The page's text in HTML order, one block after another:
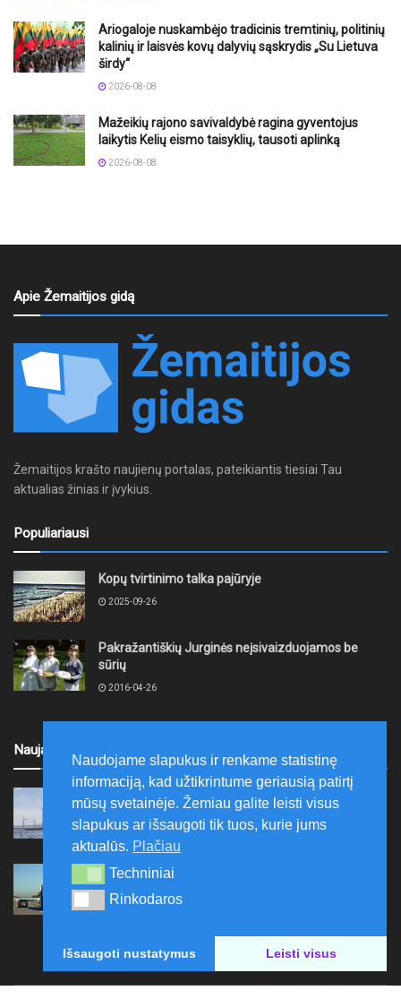
Ariogaloje nuskambėjo tradicinis tremtinių, politinių
kalinių ir laisvės kovų dalyvių sąskrydis „Su Lietuva
širdy“
2026-08-08
Mažeikių rajono savivaldybė ragina gyventojus
laikytis Kelių eismo taisyklių, tausoti aplinką
2026-08-08
Apie Žemaitijos gidą
Žemaitijos krašto naujienų portalas, pateikiantis tiesiai Tau
aktualias žinias ir įvykius.
Populiariausi
Kopų tvirtinimo talka pajūryje
2025-09-26
Pakražantiškių Jurginės neįsivaizduojamos be
sūrių
2016-04-26
Naujausi
Pasirašyta sutartis dėl „Plungės energijos parko“
steigimo
Vidutinės kuro kainos pirmadienį Lietuvos
degalinėse sumažėjo
Naudojame slapukus ir renkame statistinę
informaciją, kad užtikrintume geriausią patirtį
mūsų svetainėje. Žemiau galite leisti visus
slapukus ar išsaugoti tik tuos, kurie jums
aktualūs. Plačiau
Techniniai
Techniniai
Rinkodaros
Rinkodaros
Išsaugoti nustatymus Leisti visus